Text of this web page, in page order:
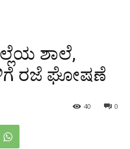
ಶಾಲೆ,
ರಜೆ ಘೋಷಣೆ
0
40